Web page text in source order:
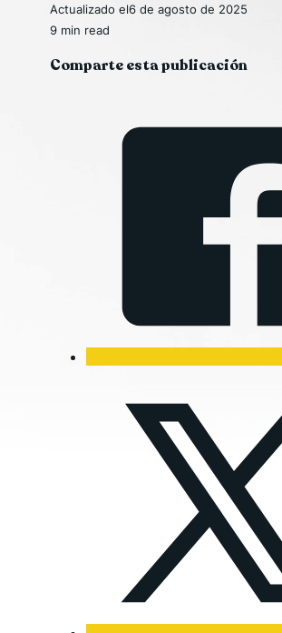
Actualizado el6 de agosto de 2025
9 min read
Comparte esta publicación